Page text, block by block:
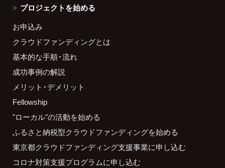
プロジェクトを始める
お申込み
クラウドファンディングとは
基本的な手順・流れ
成功事例の解説
メリット・デメリット
Fellowship
"ローカル"の活動を始める
ふるさと納税型クラウドファンディングを始める
東京都クラウドファンディング支援事業に申し込む
コロナ対策支援プログラムに申し込む